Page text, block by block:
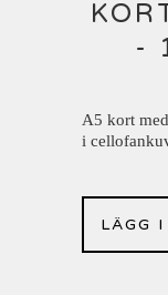
-
A5 kort
i
LÄGG